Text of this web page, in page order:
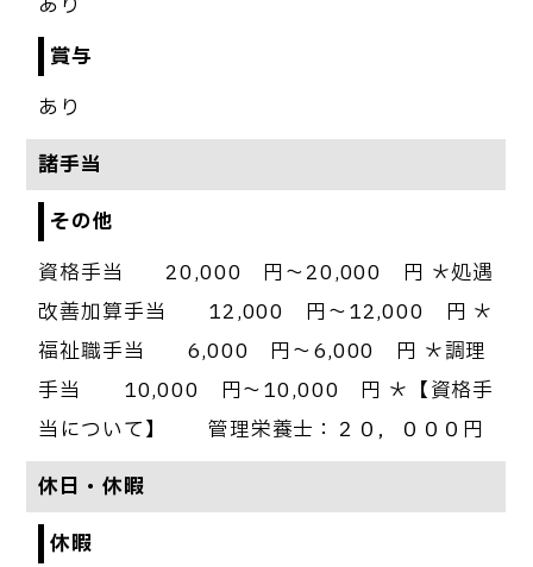
賞与
あり
諸手当
その他
資格手当 20,000 円～20,000 円 ＊処遇
改善加算手当 12,000 円～12,000 円 ＊
福祉職手当 6,000 円～6,000 円 ＊調理
手当 10,000 円～10,000 円 ＊【資格手
当について】 管理栄養士：２０，０００円
休日・休暇
休暇